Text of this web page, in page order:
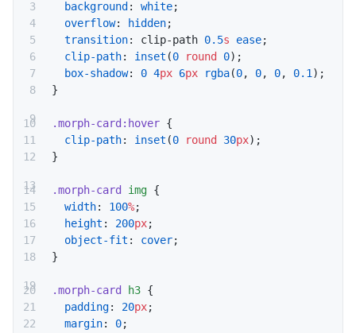
  background
: white;
  overflow
: hidden;
  transition
: clip-path 0.5s ease;
  clip-path
: inset (0 round 0);
  box-shadow
: 0 4px 6px rgba(0, 0, 0, 0.1 );
}
.morph-card:hover {
  clip-path
: inset (0 round 30px);
}
.morph-card img {
  width
: 100%;
  height
: 200px;
  object-fit
: cover;
}
.morph-card h3 {
  padding
: 20px;
  margin
: 0;